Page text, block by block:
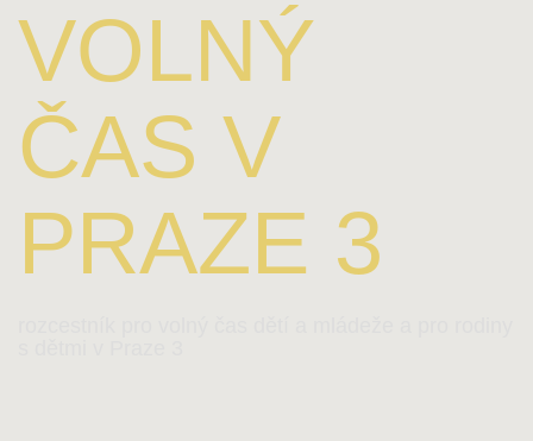
VOLNÝ
ČAS V
PRAZE 3